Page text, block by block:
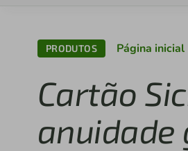
PRODUTOS Página inicial
Cartão
anuidade